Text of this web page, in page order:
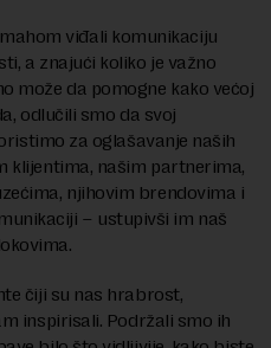
viđali komunikaciju
a znajući koliko je važno
može da pomogne kako većoj
odlučili smo da svoj
za oglašavanje naših
klijentima, našim partnerima,
njihovim brendovima i
– ustupivši im naš
čiji su nas hrabrost,
inspirisali. Podržali smo ih